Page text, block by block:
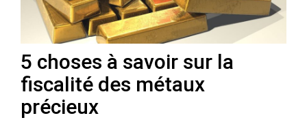
5 choses à savoir sur la
fiscalité des métaux
précieux